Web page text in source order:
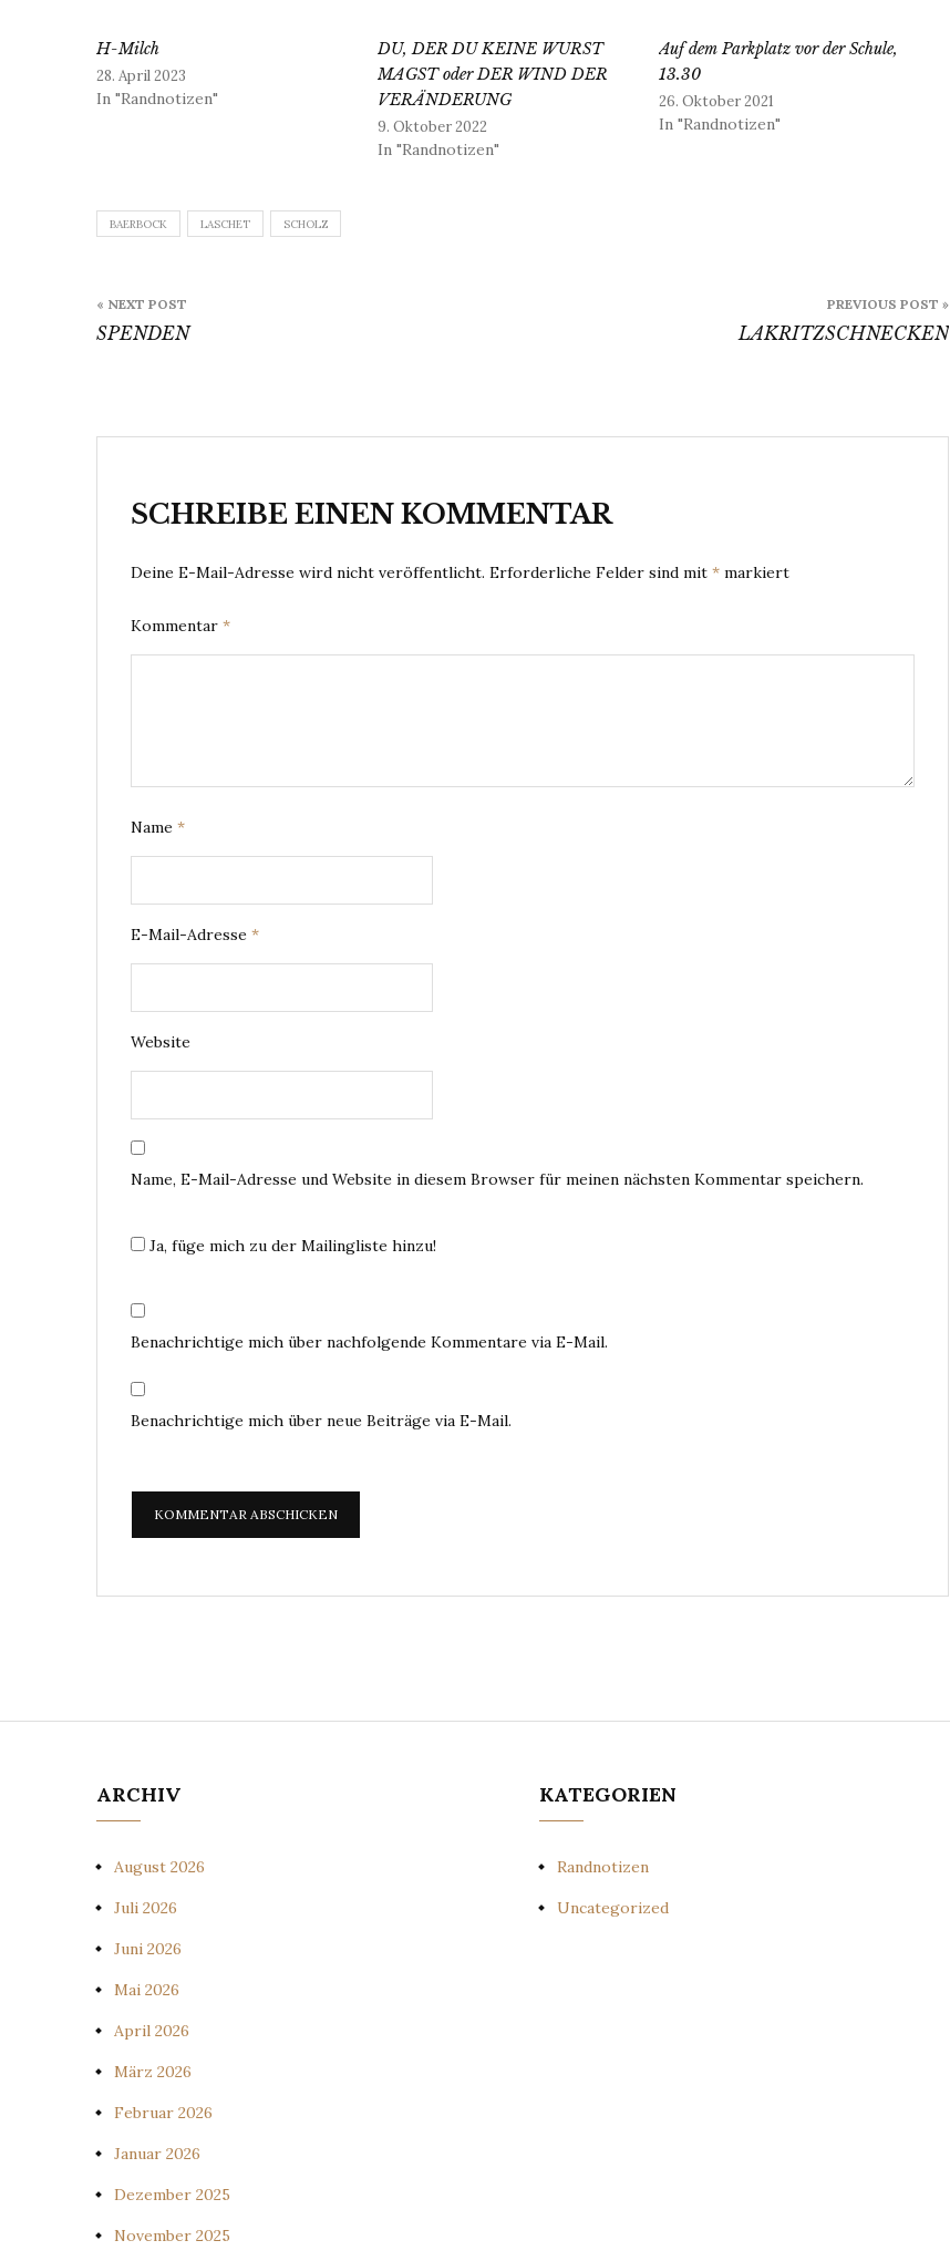
H-Milch
28. April 2023
In "Randnotizen"
DU, DER DU KEINE WURST
MAGST oder DER WIND DER
VERÄNDERUNG
9. Oktober 2022
In "Randnotizen"
Auf dem Parkplatz vor der Schule,
13.30
26. Oktober 2021
In "Randnotizen"
BAERBOCK LASCHET SCHOLZ
PREVIOUS POST »
LAKRITZSCHNECKEN
« NEXT POST
SPENDEN
SCHREIBE EINEN KOMMENTAR
Deine E-Mail-Adresse wird nicht veröffentlicht. Erforderliche Felder sind mit * markiert
Kommentar *
Name *
E-Mail-Adresse *
Website
Name, E-Mail-Adresse und Website in diesem Browser für meinen nächsten Kommentar speichern.
Ja, füge mich zu der Mailingliste hinzu!
Benachrichtige mich über nachfolgende Kommentare via E-Mail.
Benachrichtige mich über neue Beiträge via E-Mail.
ARCHIV
August 2026
Juli 2026
Juni 2026
Mai 2026
April 2026
März 2026
Februar 2026
Januar 2026
Dezember 2025
November 2025
KATEGORIEN
Randnotizen
Uncategorized